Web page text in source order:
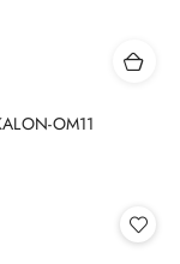
OM11